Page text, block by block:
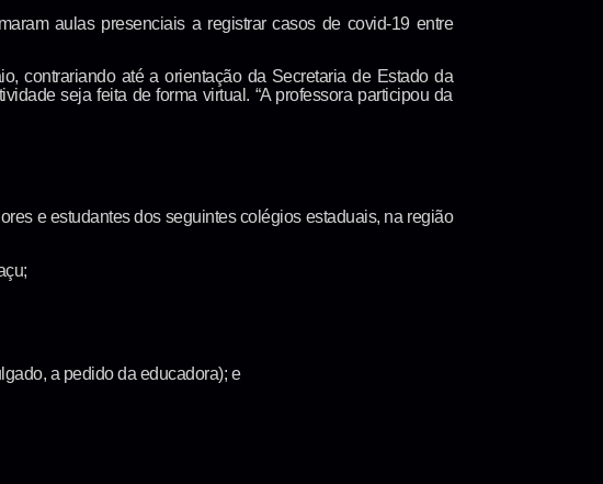
aulas presenciais a registrar casos de covid-19 entre
contrariando até a orientação da Secretaria de Estado da
seja feita de forma virtual. “A professora participou da
e estudantes dos seguintes colégios estaduais, na região
a pedido da educadora); e